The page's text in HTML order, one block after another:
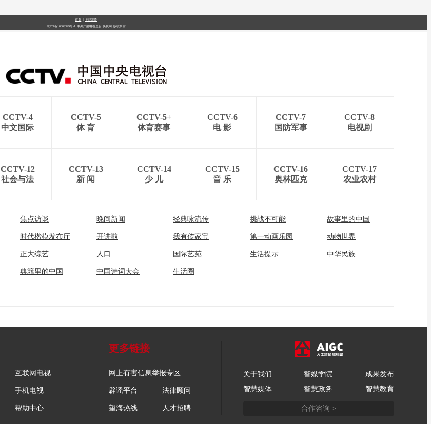
首页 全站地图
京ICP备10003349号-1 中央广播电视总台 央视网 版权所有
CCTV-4
中文国际
CCTV-5
体 育
CCTV-5+
体育赛事
CCTV-6
电 影
CCTV-7
国防军事
CCTV-8
电视剧
CCTV-12
社会与法
CCTV-13
新 闻
CCTV-14
少 儿
CCTV-15
音 乐
CCTV-16
奥林匹克
CCTV-17
农业农村
焦点访谈 晚间新闻 经典咏流传 挑战不可能 故事里的中国
时代楷模发布厅 开讲啦 我有传家宝 第一动画乐园 动物世界
正大综艺 人口 国际艺苑 生活提示 中华民族
典籍里的中国 中国诗词大会 生活圈
互联网电视
手机电视
帮助中心
更多链接
网上有害信息举报专区
辟谣平台 法律顾问
望海热线 人才招聘
关于我们 智媒学院
成果发布
智慧媒体
智慧政务 智慧教育
合作咨询 >